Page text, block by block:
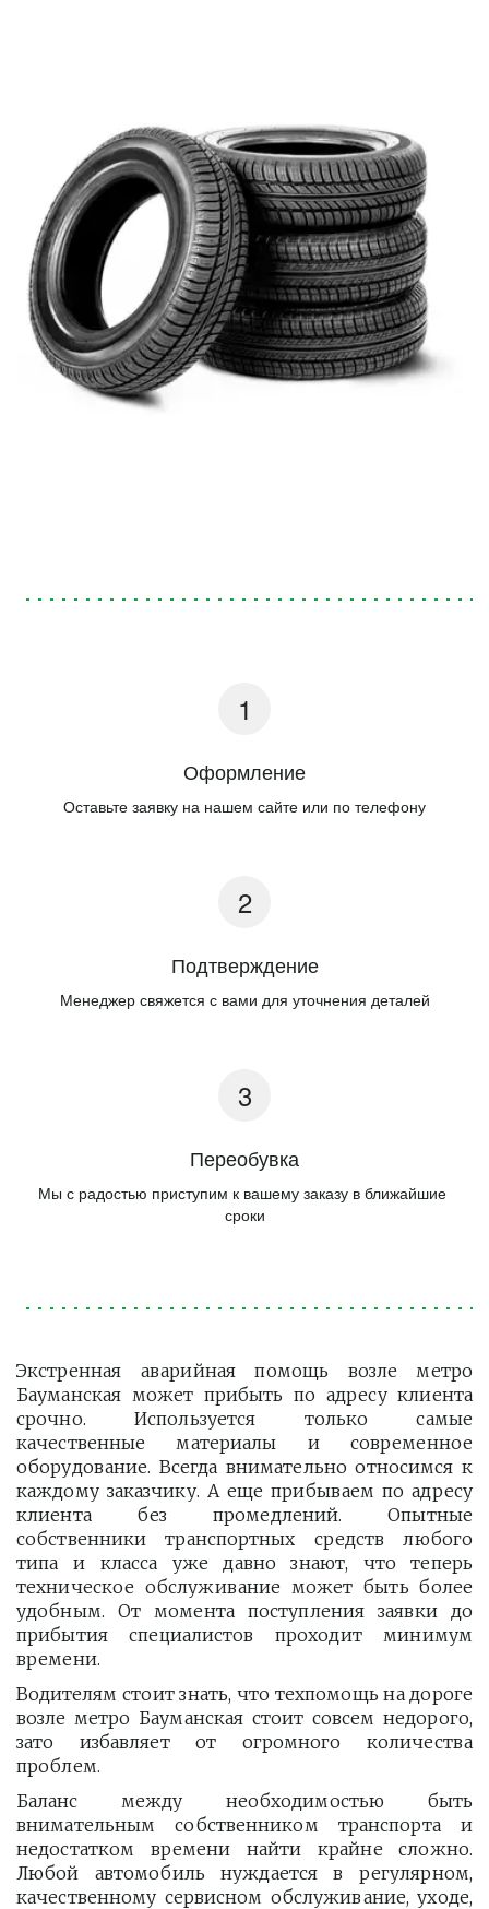
Оформление
Оставьте заявку на нашем сайте или по телефону
Подтверждение
Менеджер свяжется с вами для уточнения деталей
Переобувка
Мы с радостью приступим к вашему заказу в ближайшие
сроки
Экстренная аварийная помощь возле метро
Бауманская может прибыть по адресу клиента
срочно. Используется только самые
качественные материалы и современное
оборудование. Всегда внимательно относимся к
каждому заказчику. А еще прибываем по адресу
клиента без промедлений. Опытные
собственники транспортных средств любого
типа и класса уже давно знают, что теперь
техническое обслуживание может быть более
удобным. От момента поступления заявки до
прибытия специалистов проходит минимум
времени.
Водителям стоит знать, что техпомощь на дороге
возле метро Бауманская стоит совсем недорого,
зато избавляет от огромного количества
проблем.
Баланс между необходимостью быть
внимательным собственником транспорта и
недостатком времени найти крайне сложно.
Любой автомобиль нуждается в регулярном,
качественному сервисном обслуживание, уходе,